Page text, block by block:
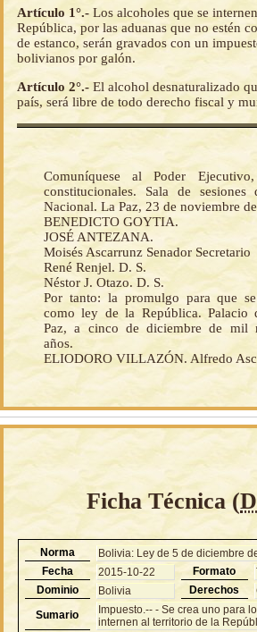
Artículo 1°.- Los alcoholes que se
República, por las aduanas que no estén
de estanco, serán gravados con un
bolivianos por galón.
Artículo 2°.- El alcohol desnaturalizado
país, será libre de todo derecho fiscal y
Comuníquese al Poder
constitucionales. Sala de
Nacional. La Paz, 23 de noviembre
BENEDICTO GOYTIA.
JOSÉ ANTEZANA.
Moisés Ascarrunz Senador Secretario
René Renjel. D. S.
Néstor J. Otazo. D. S.
Por tanto: la promulgo para que
como ley de la República. Palacio
Paz, a cinco de diciembre de mil
años.
ELIODORO VILLAZÓN. Alfredo
Ficha Técnica (
Norma
Bolivia: Ley de 5 de diciembre
Fecha
2015-10-22 Formato
Dominio
Bolivia Derechos
Sumario
Impuesto.-- - Se crea uno para
internen al territorio de la